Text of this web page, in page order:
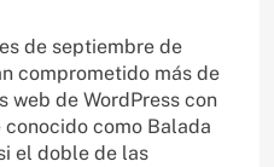
de septiembre de
comprometido más de
web de WordPress con
conocido como Balada
el doble de las